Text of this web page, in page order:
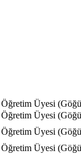
Öğretim Üyesi
Öğretim Üyesi
Öğretim Üyesi
Öğretim Üyesi